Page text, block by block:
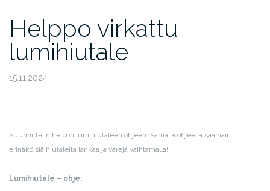
Helppo virkattu
lumihiutale
15.11.2024
Suunnittelin helpon lumihiutaleen ohjeen. Samalla ohjeella saa näin
erinäköisiä hiutaleita lankaa ja värejä vaihtamalla!
Lumihiutale – ohje: